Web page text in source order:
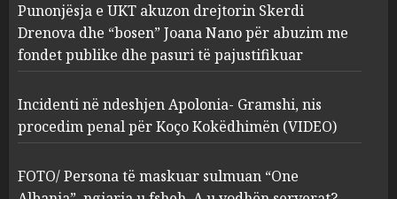
3
sulmuan “One Albania”,
ngjarja u fsheh. A u vodhën
serverat?
MARCH 25, 2025
Prokuroria jep pretencën, ja
çfarë dënimi kërkon për
Mariela dhe Antonela
Berishën
Punonjësja e UKT akuzon drejtorin Skerdi
Drenova dhe “bosen” Joana Nano për abuzim me
fondet publike dhe pasuri të pajustifikuar
Incidenti në ndeshjen Apolonia- Gramshi, nis
procedim penal për Koço Kokëdhimën (VIDEO)
FOTO/ Persona të maskuar sulmuan “One